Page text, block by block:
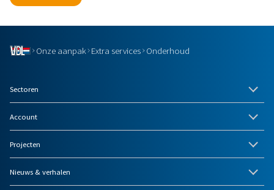
Onze aanpak Extra services Onderhoud
Sectoren
Account
Projecten
Nieuws & verhalen